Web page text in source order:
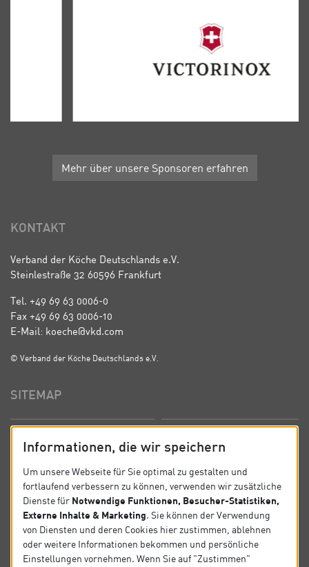
Mehr über unsere Sponsoren erfahren
KONTAKT
Verband der Köche Deutschlands e.V.
Steinlestraße 32 60596 Frankfurt
Tel. +49 69 63 0006-0
Fax +49 69 63 0006-10
E-Mail: koeche@vkd.com
© Verband der Köche Deutschlands e.V.
SITEMAP
News Kontakt
Datenschutz Impressum
SOCIAL
Informationen, die wir speichern
Um unsere Webseite für Sie optimal zu gestalten und
fortlaufend verbessern zu können, verwenden wir zusätzliche
Dienste für Notwendige Funktionen, Besucher-Statistiken,
Externe Inhalte & Marketing. Sie können der Verwendung
von Diensten und deren Cookies hier zustimmen, ablehnen
oder weitere Informationen bekommen und persönliche
Einstellungen vornehmen. Wenn Sie auf "Zustimmen"